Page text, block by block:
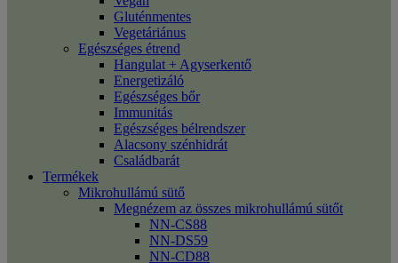
Gluténmentes
Vegetáriánus
Egészséges étrend
Hangulat + Agyserkentő
Energetizáló
Egészséges bőr
Immunitás
Egészséges bélrendszer
Alacsony szénhidrát
Családbarát
Termékek
Mikrohullámú sütő
Megnézem az összes mikrohullámú sütőt
NN-CS88
NN-DS59
NN-CD88